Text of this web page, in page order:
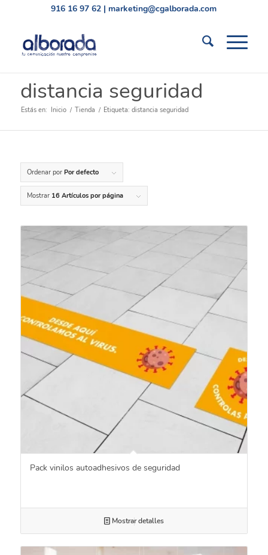
916 16 97 62 | marketing@cgalborada.com
distancia seguridad
Estás en: Inicio / Tienda / Etiqueta: distancia seguridad
Ordenar por Por defecto
Mostrar 16 Artículos por página
Pack vinilos autoadhesivos de seguridad
Mostrar detalles